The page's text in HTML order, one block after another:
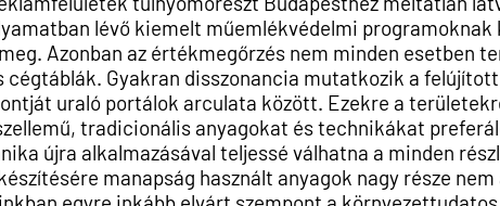
lévő kiemelt műemlékvédelmi programoknak
Azonban az értékmegőrzés nem minden esetben
cégtáblák. Gyakran disszonancia mutatkozik a
uraló portálok arculata között. Ezekre a
tradicionális anyagokat és technikákat
újra alkalmazásával teljessé válhatna a minden
manapság használt anyagok nagy része